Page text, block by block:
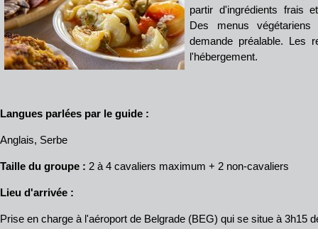
partir d'ingrédients frais
Des menus
demande préalable. Les
l'hébergement.
Langues parlées par le guide :
Anglais, Serbe
Taille du groupe : 2 à 4 cavaliers maximum + 2 non-cavaliers
Lieu d'arrivée :
Prise en charge à l'aéroport de Belgrade (BEG) qui se situe à 3h15